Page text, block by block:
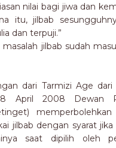
nilai bagi jiwa dan
itu, jilbab
dan terpuji.”
jilbab sudah
dari Tarmizi Age dari
April 2008 Dewan
jilbab dengan syarat
saat dipilih oleh